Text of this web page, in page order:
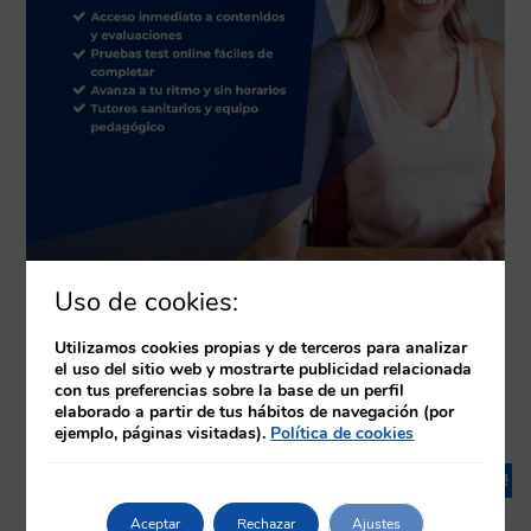
Productos relacionados
¡Oferta!
Uso de cookies:
Utilizamos cookies propias y de terceros para analizar
el uso del sitio web y mostrarte publicidad relacionada
con tus preferencias sobre la base de un perfil
elaborado a partir de tus hábitos de navegación (por
ejemplo, páginas visitadas). Política de cookies
Aceptar Rechazar Ajustes